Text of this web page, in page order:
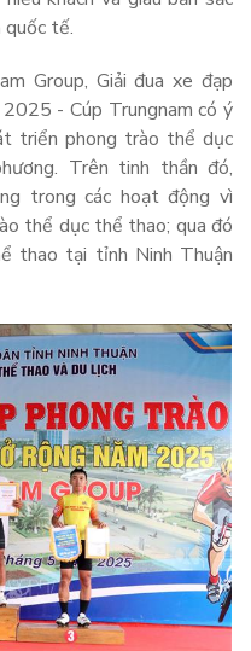
quốc tế.
Group, Giải đua xe đạp
- Cúp Trungnam có ý
triển phong trào thể dục
Trên tinh thần đó,
trong các hoạt động vì
thể dục thể thao; qua đó
thao tại tỉnh Ninh Thuận